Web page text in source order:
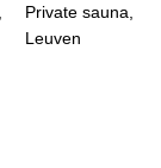
Private sauna,
Leuven